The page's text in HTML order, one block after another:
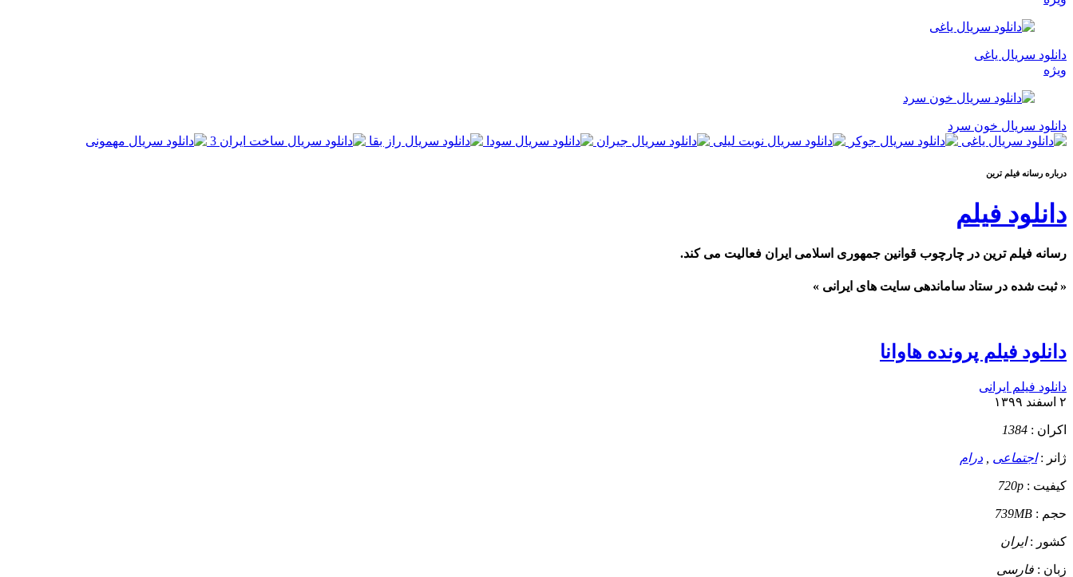
دانلود سریال یاغی
ویژه
دانلود سریال خون سرد
درباره رسانه فيلم ترين
دانلود فیلم
رسانه فیلم ترین در چارچوب قوانین جمهوری اسلامی ایران فعالیت می کند.
« ثبت شده در ستاد ساماندهی سایت های ایرانی »
دانلود فیلم پرونده هاوانا
دانلود فیلم ایرانی
۲ اسفند ۱۳۹۹
اکران : 1384
ژانر :اجتماعی درام
کيفيت : 720p
حجم : 739MB
کشور :ایران
زبان : فارسی